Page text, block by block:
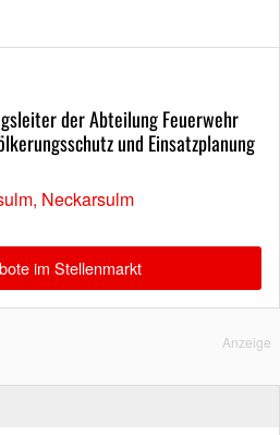
der Abteilung Feuerwehr
und Einsatzplanung
Neckarsulm
im Stellenmarkt
Anzeige